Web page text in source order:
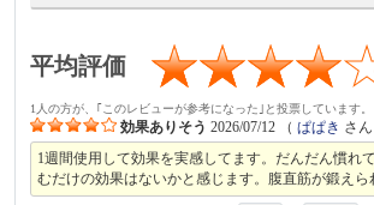
平均評価
1人の方が、｢このレビューが参考になった｣と投票しています。
効果ありそう 2026/07/12 （ぱぱき さん
1週間使用して効果を実感してます。だんだん慣れ
むだけの効果はないかと感じます。腹直筋が鍛え